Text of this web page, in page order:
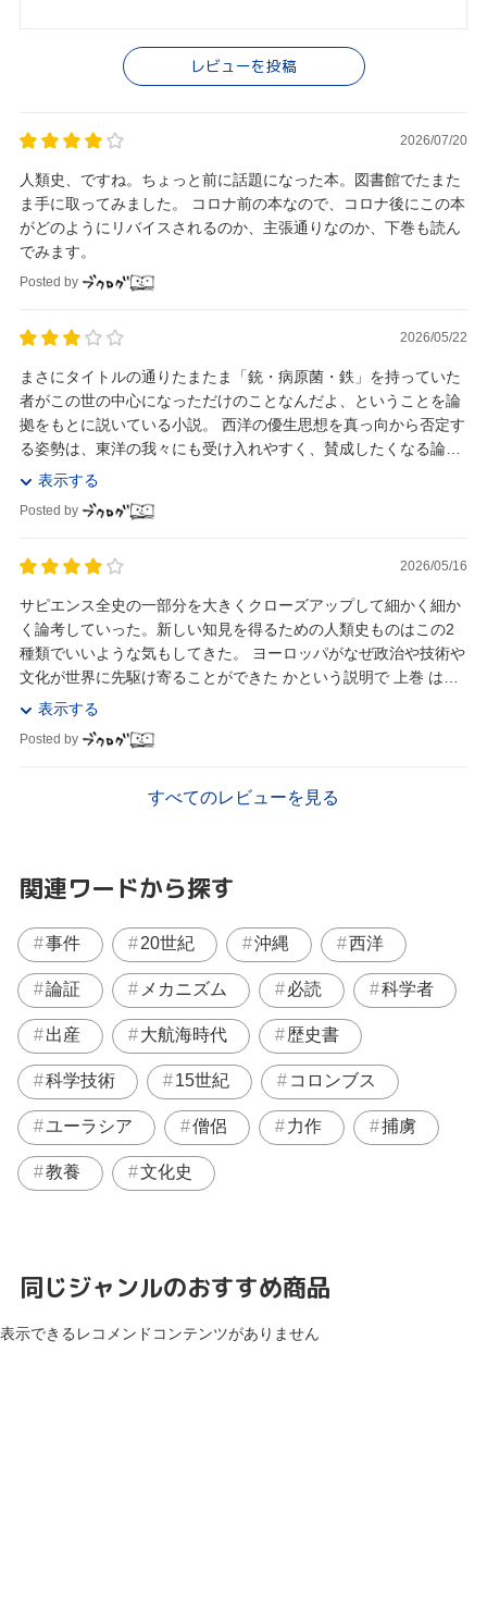
レビューを投稿
2026/07/20
人類史、ですね。ちょっと前に話題になった本。図書館でたまた
ま手に取ってみました。 コロナ前の本なので、コロナ後にこの本
がどのようにリバイスされるのか、主張通りなのか、下巻も読ん
でみます。
Posted by
2026/05/22
まさにタイトルの通りたまたま「銃・病原菌・鉄」を持っていた
者がこの世の中心になっただけのことなんだよ、ということを論
拠をもとに説いている小説。 西洋の優生思想を真っ向から否定す
る姿勢は、東洋の我々にも受け入れやすく、賛成したくなる論
旨！ めちゃくちゃすごいアステカ帝国が、なぜスペ...
表示する
Posted by
2026/05/16
サピエンス全史の一部分を大きくクローズアップして細かく細か
く論考していった。新しい知見を得るための人類史ものはこの2
種類でいいような気もしてきた。 ヨーロッパがなぜ政治や技術や
文化が世界に先駆け寄ることができた かという説明で 上巻 は終
わるのだが、特に食物栽培と家畜の飼育につい...
表示する
Posted by
すべてのレビューを見る
関連ワードから探す
事件 20世紀 沖縄 西洋
論証 メカニズム 必読 科学者
出産 大航海時代 歴史書
科学技術 15世紀 コロンブス
ユーラシア 僧侶 力作 捕虜
教養 文化史
同じジャンルのおすすめ商品
表示できるレコメンドコンテンツがありません